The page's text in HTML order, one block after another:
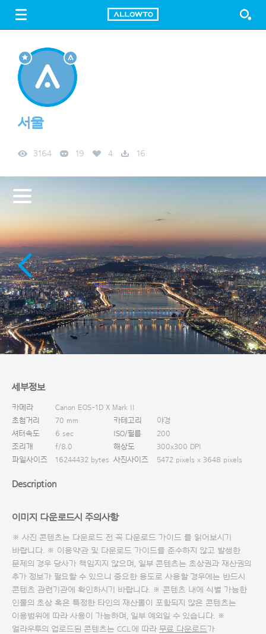
FREE DOWNLOAD
서울
3164 19 4 16
세부정보
카메라
Canon EOS-1D X Mark II
초첨거리
70 mm 카테고리
야경
셔터속도
6 sec ISO/필름
200
조리개
f/8.0 해상도
300x300 DPI
파일사이즈
16244432 bytes 사진사이즈 5472 pixels x 3648 pixels
Description
이미지 다운로드시 주의사항
※ 사진 콘텐츠는 다운로드 전 꼭 다운로드 가이드 를 읽어보시기
바랍니다. ※ 이용약관 및 다운로드 가이드를 준수하지 않고 발생한
문제의 경우 당사가 책임지지 않으며, 일부 콘텐츠는 초상권과 재산권의
추가 정보가 필요할 수 있으니 중요한 용도로 사용할 경우에는 반드시
콘텐츠 관련기관에 확인하시기 바랍니다. ※ 콘텐츠 내에 식별 가능한
인물의 초상 혹은 특정한 타인의 재산물이 포함되지 않은 콘텐츠는
이용범위에 따라 사용이 가능하며, 일부 예외일 수 있습니다. ※
얼라우투의 업로드된 콘텐츠는 CCL에 따라 무료 다운로드가